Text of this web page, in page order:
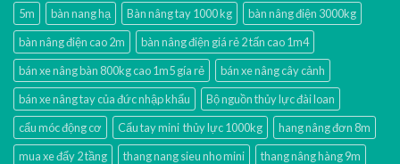
5m bàn nang hạ Bàn nâng tay 1000 kg
bàn nâng điện 3000kg
bàn nâng điện cao 2m
bàn nâng điện giá rẻ 2 tấn cao 1m4
bán xe nâng bàn 800kg cao 1m5 gía rẻ
bán xe nâng cây cảnh
bán xe nâng tay của đức nhập khẩu
Bộ nguồn thủy lực đài loan
cẩu móc động cơ
Cẩu tay mini thủy lực 1000kg
hang nâng đơn 8m
mua xe đẩy 2 tầng
thang nang sieu nho mini
thang nâng hàng 9m